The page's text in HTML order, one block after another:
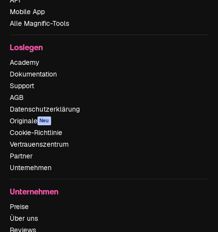
Mobile App
Alle Magnific-Tools
Loslegen
Academy
Dokumentation
Support
AGB
Datenschutzerklärung
Originale Neu
Cookie-Richtlinie
Vertrauenszentrum
Partner
Unternehmen
Unternehmen
Preise
Über uns
Reviews